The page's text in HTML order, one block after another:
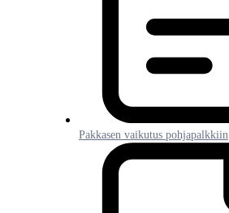
Pakkasen vaikutus pohjapalkkiin